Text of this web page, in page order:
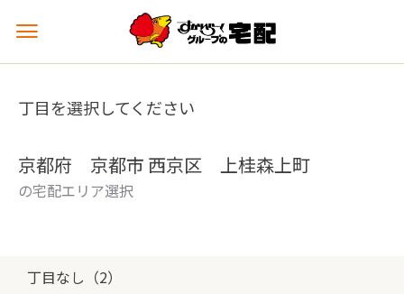
メ
ュ
を
丁目を選択してください
京都府 京都市 西京区 上桂森上町
の宅配エリア選択
丁目なし（2）